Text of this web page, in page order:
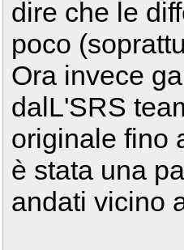
dire che le
poco
Ora invece
dalL'SRS
originale fino
è stata una
andati vicino